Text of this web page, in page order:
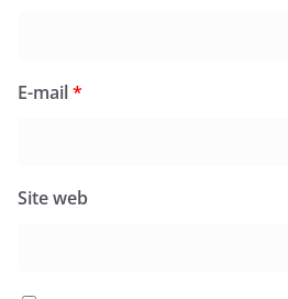
E-mail*
Site web